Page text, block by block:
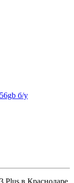
б/у
Plus в Краснодаре